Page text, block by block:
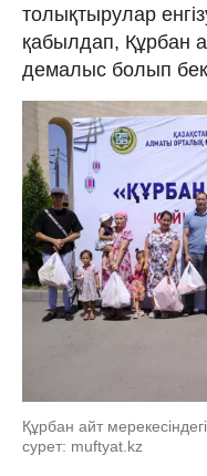
толықтырулар
қабылдап, Құрбан
демалыс болып
Құрбан айт
сурет: muftyat.kz